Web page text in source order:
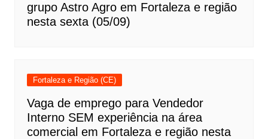
grupo Astro Agro em Fortaleza e região
nesta sexta (05/09)
Fortaleza e Região (CE)
Vaga de emprego para Vendedor
Interno SEM experiência na área
comercial em Fortaleza e região nesta